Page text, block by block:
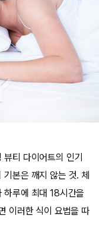
뷰티 다이어트의 인기
기본은 깨지 않는 것. 체
하루에 최대 18시간을
이러한 식이 요법을 따